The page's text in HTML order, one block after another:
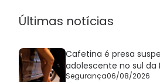
Últimas notícias
Cafetina é presa
adolescente no sul da
Segurança06/08/2026